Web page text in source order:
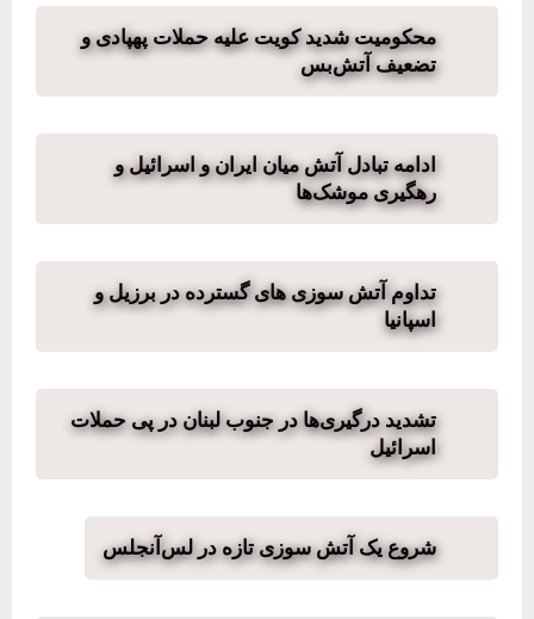
محکومیت شدید کویت علیه حملات پهپادی و
تضعیف آتش‌بس
ادامه تبادل آتش میان ایران و اسرائیل و
رهگیری موشک‌ها
تداوم آتش سوزی های گسترده در برزیل و
اسپانیا
تشدید درگیری‌ها در جنوب لبنان در پی حملات
اسرائیل
شروع یک آتش سوزی تازه در لس‌آنجلس